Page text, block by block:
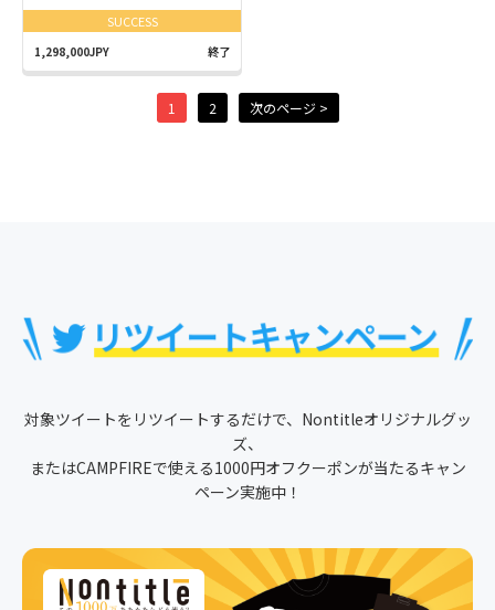
SUCCESS
1,298,000JPY 終了
1 2 次のページ >
対象ツイートをリツイートするだけで、Nontitleオリジナルグッ
ズ、
またはCAMPFIREで使える1000円オフクーポンが当たるキャン
ペーン実施中！